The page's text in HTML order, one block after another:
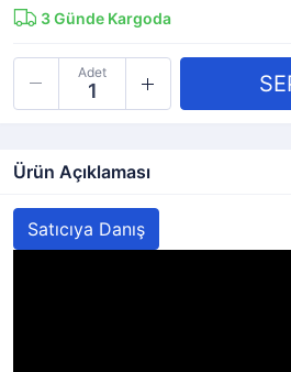
3Günde Kargoda
Adet
Ürün Açıklaması
Satıcıya Danış